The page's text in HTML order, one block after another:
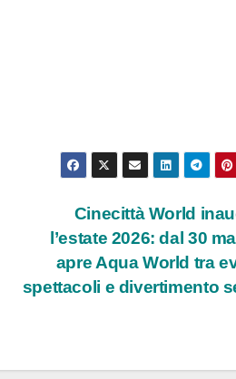
Cinecittà World
l’estate 2026: dal 30
apre Aqua World tra
spettacoli e divertimento